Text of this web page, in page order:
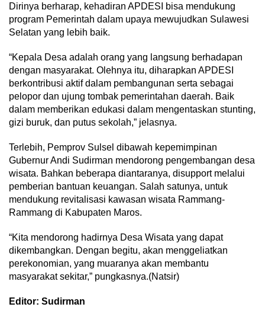
Dirinya berharap, kehadiran APDESI bisa mendukung
program Pemerintah dalam upaya mewujudkan Sulawesi
Selatan yang lebih baik.
“Kepala Desa adalah orang yang langsung berhadapan
dengan masyarakat. Olehnya itu, diharapkan APDESI
berkontribusi aktif dalam pembangunan serta sebagai
pelopor dan ujung tombak pemerintahan daerah. Baik
dalam memberikan edukasi dalam mengentaskan stunting,
gizi buruk, dan putus sekolah,” jelasnya.
Terlebih, Pemprov Sulsel dibawah kepemimpinan
Gubernur Andi Sudirman mendorong pengembangan desa
wisata. Bahkan beberapa diantaranya, disupport melalui
pemberian bantuan keuangan. Salah satunya, untuk
mendukung revitalisasi kawasan wisata Rammang-
Rammang di Kabupaten Maros.
“Kita mendorong hadirnya Desa Wisata yang dapat
dikembangkan. Dengan begitu, akan menggeliatkan
perekonomian, yang muaranya akan membantu
masyarakat sekitar,” pungkasnya.(Natsir)
Editor: Sudirman